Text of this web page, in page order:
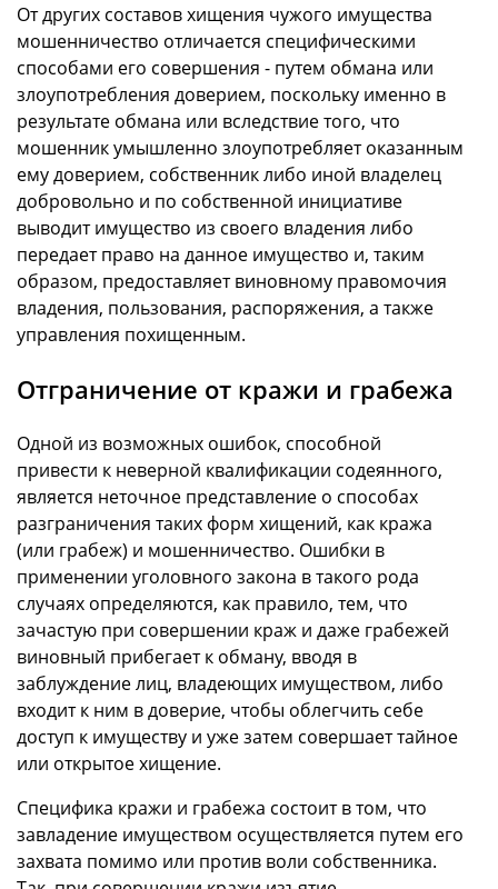
От других составов хищения чужого имущества
мошенничество отличается специфическими
способами его совершения - путем обмана или
злоупотребления доверием, поскольку именно в
результате обмана или вследствие того, что
мошенник умышленно злоупотребляет оказанным
ему доверием, собственник либо иной владелец
добровольно и по собственной инициативе
выводит имущество из своего владения либо
передает право на данное имущество и, таким
образом, предоставляет виновному правомочия
владения, пользования, распоряжения, а также
управления похищенным.
Отграничение от кражи и грабежа
Одной из возможных ошибок, способной
привести к неверной квалификации содеянного,
является неточное представление о способах
разграничения таких форм хищений, как кража
(или грабеж) и мошенничество. Ошибки в
применении уголовного закона в такого рода
случаях определяются, как правило, тем, что
зачастую при совершении краж и даже грабежей
виновный прибегает к обману, вводя в
заблуждение лиц, владеющих имуществом, либо
входит к ним в доверие, чтобы облегчить себе
доступ к имуществу и уже затем совершает тайное
или открытое хищение.
Специфика кражи и грабежа состоит в том, что
завладение имуществом осуществляется путем его
захвата помимо или против воли собственника.